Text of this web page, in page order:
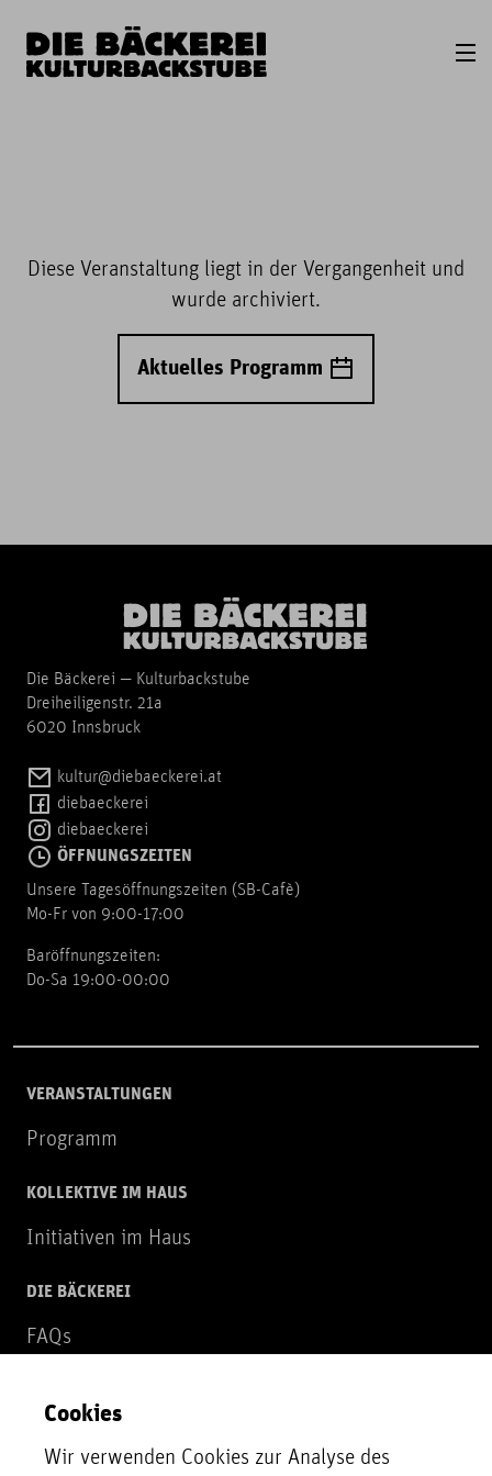
Diese Veranstaltung liegt in der Vergangenheit und
wurde archiviert.
Aktuelles Programm
Die Bäckerei — Kulturbackstube
Dreiheiligenstr. 21a
6020 Innsbruck
kultur@diebaeckerei.at
diebaeckerei
diebaeckerei
ÖFFNUNGSZEITEN
Unsere Tagesöffnungszeiten (SB-Cafè)
Mo-Fr von 9:00-17:00
Baröffnungszeiten:
Do-Sa 19:00-00:00
VERANSTALTUNGEN
Programm
KOLLEKTIVE IM HAUS
Initiativen im Haus
DIE BÄCKEREI
FAQs
NEWSLETTER
Zur Newsletter Anmeldung
Cookies
Wir verwenden Cookies zur Analyse des